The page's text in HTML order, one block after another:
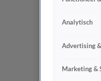
Analytisch
Advertising
Marketing &